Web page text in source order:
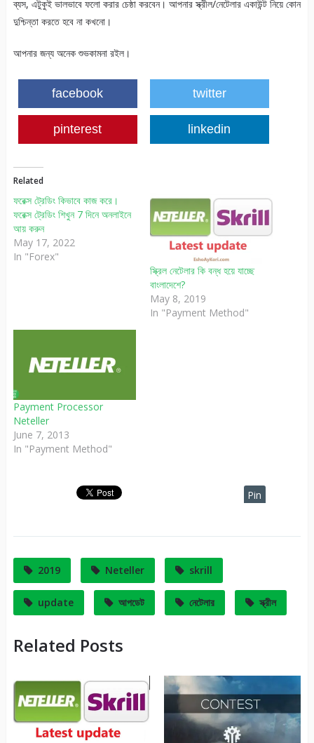
ব্যস, এটুকুই ভালভাবে ফলো করার চেষ্ঠা করবেন। আপনার স্ক্রীল/নেটেলার একাউন্ট নিয়ে কোন
দুশ্চিন্তা করতে হবে না কখনো।
আপনার জন্য অনেক শুভকামনা রইল।
facebook twitter
pinterest linkedin
Related
ফরেক্স ট্রেডিং কিভাবে কাজ করে।
ফরেক্স ট্রেডিং শিখুন 7 দিনে অনলাইনে
আয় করুন
May 17, 2022
In "Forex"
স্ক্রিল নেটেলার কি বন্ধ হয়ে যাচ্ছে
বাংলাদেশে?
May 8, 2019
In "Payment Method"
Payment Processor
Neteller
June 7, 2013
In "Payment Method"
Pin
2019 Neteller skrill
update আপডেট নেটেলার স্ক্রীল
Related Posts